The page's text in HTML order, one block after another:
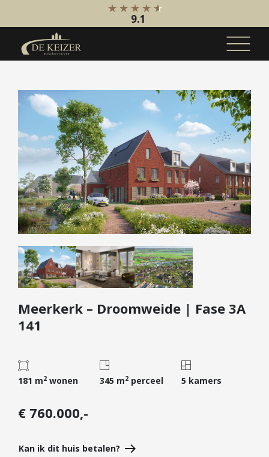
Koopaanbod
Bestaande bouw
Internationaal
Nieuwbouw
Bedrijfsaanbod
Huuraanbod
Bestaande bouw
Internationaal
Nieuwbouw
Bedrijfsaanbod
Diensten
Kopen
Verkopen
Verhuren
Taxeren
Projectontwikkelaars
9.1
Meerkerk – Droomweide | Fase 3A
141
181 m2 wonen 345 m2perceel 5 kamers
€ 760.000,-
Kan ik dit huis betalen?